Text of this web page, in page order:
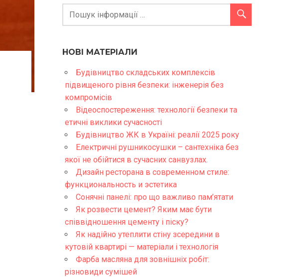
НОВІ МАТЕРІАЛИ
Будівництво складських комплексів
підвищеного рівня безпеки: інженерія без
компромісів
Відеоспостереження: технології безпеки та
етичні виклики сучасності
Будівництво ЖК в Україні: реалії 2025 року
Електричні рушникосушки – сантехніка без
якої не обійтися в сучасних санвузлах.
Дизайн ресторана в современном стиле:
функциональность и эстетика
Сонячні панелі: про що важливо пам’ятати
Як розвести цемент? Яким має бути
співвідношення цементу і піску?
Як надійно утеплити стіну зсередини в
кутовій квартирі — матеріали і технологія
Фарба масляна для зовнішніх робіт:
різновиди сумішей